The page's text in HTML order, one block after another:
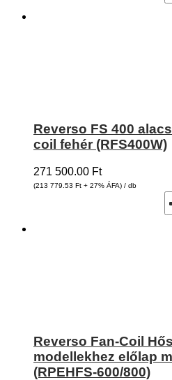
Reverso FS 400
coil fehér (RFS400W)
271 500.00 Ft
(213 779.53 Ft + 27% ÁFA) / db
Reverso Fan-Coil
modellekhez előlap
(RPEHFS-600/800)